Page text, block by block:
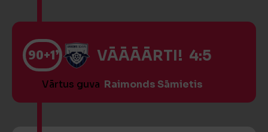
90+1’ VĀĀĀĀRTI! 4:5
Vārtus guva Raimonds Sāmietis